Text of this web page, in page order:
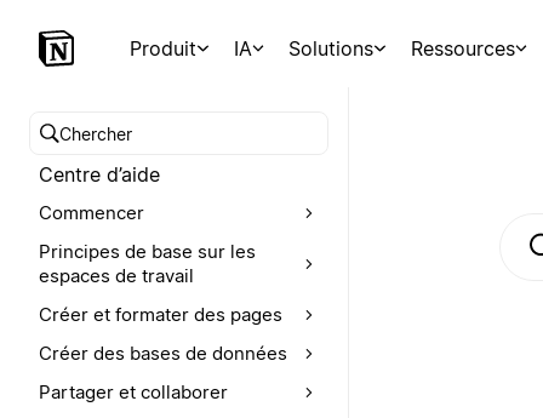
Produit IA Solutions Ressources
Chercher dans le centre d’aide
Centre d’aide
Commencer
Principes de base sur les
espaces de travail
Créer et formater des pages
Créer des bases de données
Partager et collaborer